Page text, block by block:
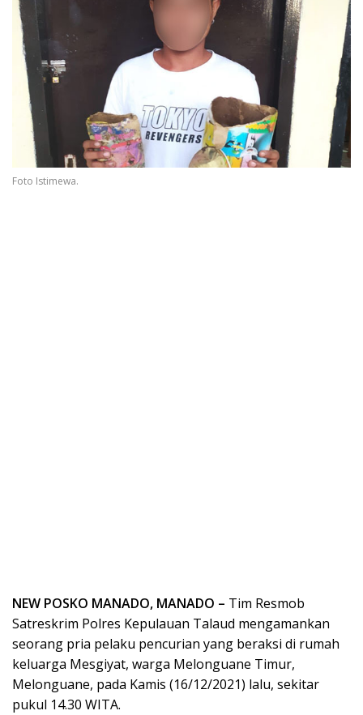
Foto Istimewa.
NEW POSKO MANADO, MANADO – Tim Resmob
Satreskrim Polres Kepulauan Talaud mengamankan
seorang pria pelaku pencurian yang beraksi di rumah
keluarga Mesgiyat, warga Melonguane Timur,
Melonguane, pada Kamis (16/12/2021) lalu, sekitar
pukul 14.30 WITA.